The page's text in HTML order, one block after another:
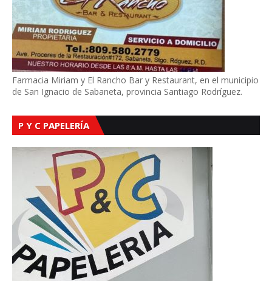
Farmacia Miriam y El Rancho Bar y Restaurant, en el municipio
de San Ignacio de Sabaneta, provincia Santiago Rodríguez.
P Y C PAPELERÍA